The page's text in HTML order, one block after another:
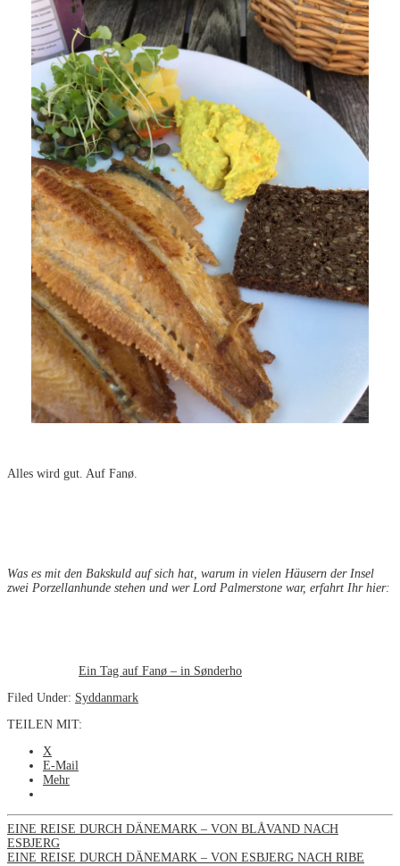
Alles wird gut. Auf Fanø.
Was es mit den Bakskuld auf sich hat, warum in vielen Häusern der Insel
zwei Porzellanhunde stehen und wer Lord Palmerstone war, erfahrt Ihr hier:
Ein Tag auf Fanø – in Sønderho
Filed Under: Syddanmark
TEILEN MIT:
X
E-Mail
Mehr
EINE REISE DURCH DÄNEMARK – VON BLÅVAND NACH
ESBJERG
EINE REISE DURCH DÄNEMARK – VON ESBJERG NACH RIBE